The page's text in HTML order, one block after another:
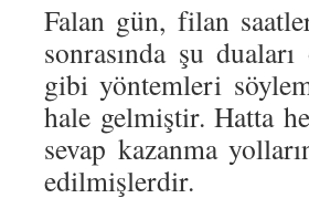
Falan gün, filan
sonrasında şu duaları
gibi yöntemleri
hale gelmiştir. Hatta
sevap kazanma
edilmişlerdir.